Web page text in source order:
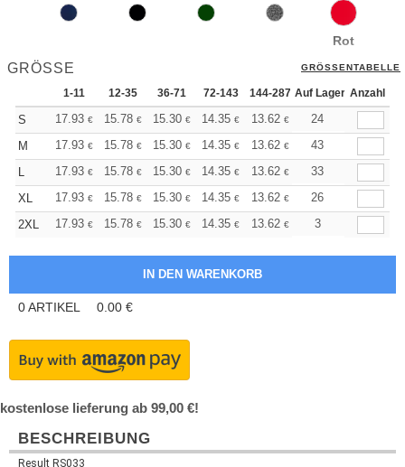
Rot
GRÖSSE GRÖSSENTABELLE
1-11 12-35 36-71 72-143 144-287 288 + Mehr
Auf Lager Anzahl
S 17.93 € 15.78 € 15.30 € 14.35 € 13.62 € 13.39
24
M
17.93 € 15.78 € 15.30 € 14.35 € 13.62 € 13.39
43
L
17.93 € 15.78 € 15.30 € 14.35 € 13.62 € 13.39
33
XL
17.93 € 15.78 € 15.30 € 14.35 € 13.62 € 13.39
26
2XL
17.93 € 15.78 € 15.30 € 14.35 € 13.62 € 13.39
3
0ARTIKEL 0.00 €
kostenlose lieferung ab 99,00 €!
BESCHREIBUNG
Result RS033